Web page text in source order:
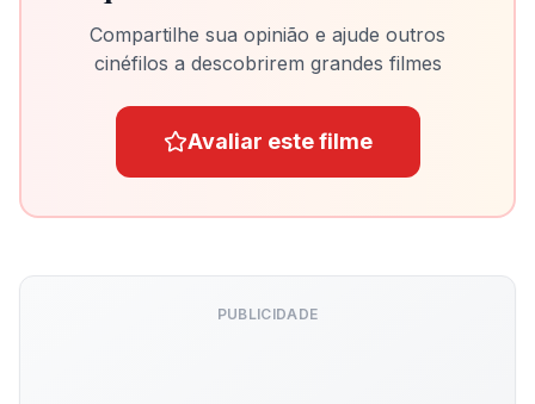
Compartilhe sua opinião e ajude outros
cinéfilos a descobrirem grandes filmes
Avaliar este filme
PUBLICIDADE